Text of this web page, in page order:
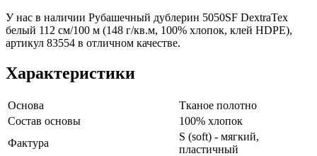
У нас в наличии Рубашечный дублерин 5050SF DextraTex
белый 112 см/100 м (148 г/кв.м, 100% хлопок, клей HDPE),
артикул 83554 в отличном качестве.
Характеристики
Основа
Тканое полотно
Состав основы
100% хлопок
Фактура
S (soft) - мягкий,
пластичный